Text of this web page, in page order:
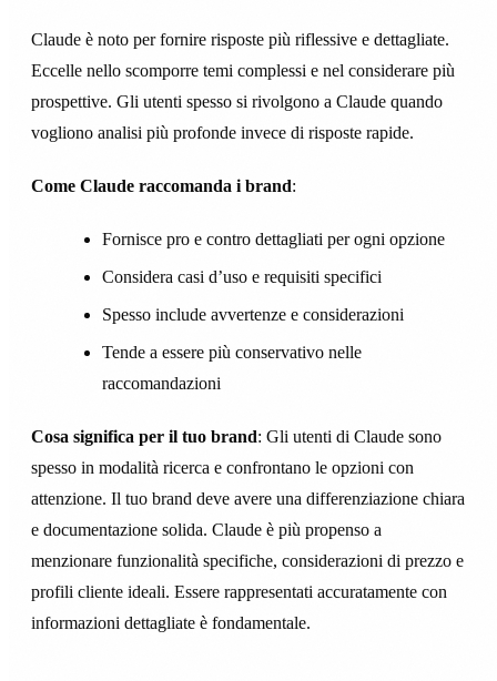
Claude è noto per fornire risposte più riflessive e dettagliate.
Eccelle nello scomporre temi complessi e nel considerare più
prospettive. Gli utenti spesso si rivolgono a Claude quando
vogliono analisi più profonde invece di risposte rapide.
Come Claude raccomanda i brand:
Fornisce pro e contro dettagliati per ogni opzione
Considera casi d’uso e requisiti specifici
Spesso include avvertenze e considerazioni
Tende a essere più conservativo nelle
raccomandazioni
Cosa significa per il tuo brand: Gli utenti di Claude sono
spesso in modalità ricerca e confrontano le opzioni con
attenzione. Il tuo brand deve avere una differenziazione chiara
e documentazione solida. Claude è più propenso a
menzionare funzionalità specifiche, considerazioni di prezzo e
profili cliente ideali. Essere rappresentati accuratamente con
informazioni dettagliate è fondamentale.